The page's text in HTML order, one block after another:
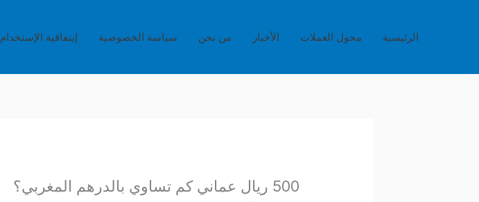
الرئيسية محول العملات الأخبار من نحن سياسة الخصوصية إيتفاقية الإستخدام
500 ريال عماني كم تساوي بالدرهم المغربي؟